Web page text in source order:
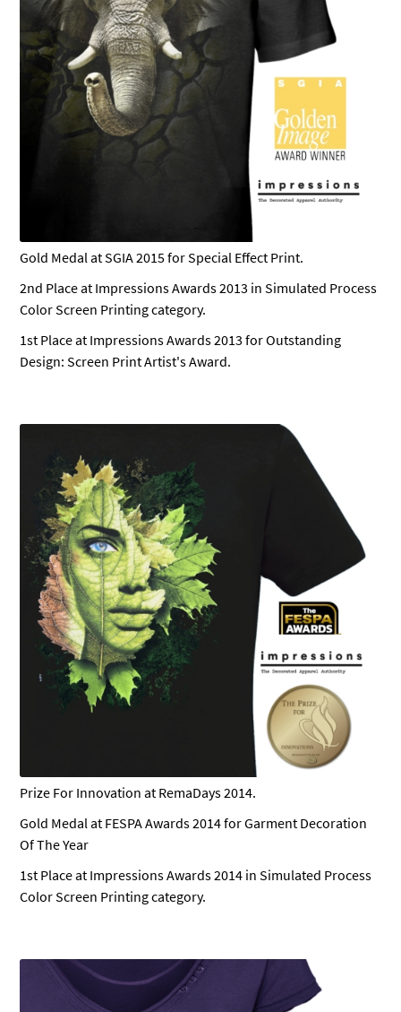
Gold Medal at SGIA 2015 for Special Effect Print.
2nd Place at Impressions Awards 2013 in Simulated Process
Color Screen Printing category.
1st Place at Impressions Awards 2013 for Outstanding
Design: Screen Print Artist's Award.
Prize For Innovation at RemaDays 2014.
Gold Medal at FESPA Awards 2014 for Garment Decoration
Of The Year
1st Place at Impressions Awards 2014 in Simulated Process
Color Screen Printing category.